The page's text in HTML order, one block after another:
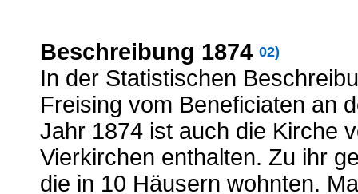
Beschreibung 1874 02)
In der Statistischen
Freising vom Beneficiaten an
Jahr 1874 ist auch die Kirche
Vierkirchen enthalten. Zu ihr
die in 10 Häusern wohnten.